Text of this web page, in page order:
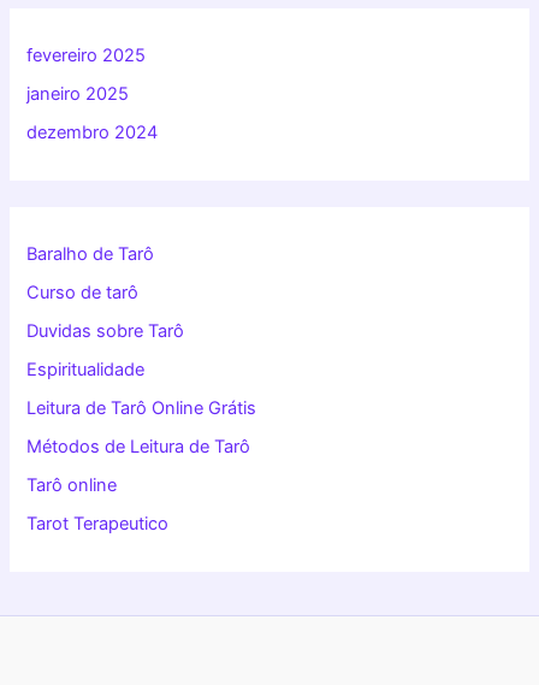
fevereiro 2025
janeiro 2025
dezembro 2024
Baralho de Tarô
Curso de tarô
Duvidas sobre Tarô
Espiritualidade
Leitura de Tarô Online Grátis
Métodos de Leitura de Tarô
Tarô online
Tarot Terapeutico